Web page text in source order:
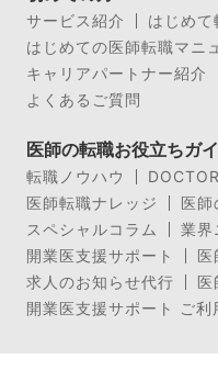
サービス紹介
はじめ
はじめての医師転職マニ
キャリアパートナー紹介
よくあるご質問
医師の転職お役立ちガ
転職ノウハウ
医師転職ナレッジ
医師
スペシャルコラム
業界
開業医支援サポート
医
求人のお知らせ代行
医
開業医支援サポート ご利